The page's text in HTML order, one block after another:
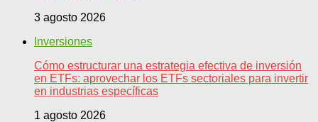
3 agosto 2026
Inversiones
Cómo estructurar una estrategia efectiva de inversión
en ETFs: aprovechar los ETFs sectoriales para invertir
en industrias específicas
1 agosto 2026